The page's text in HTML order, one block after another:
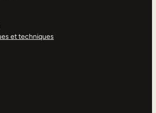
et techniques